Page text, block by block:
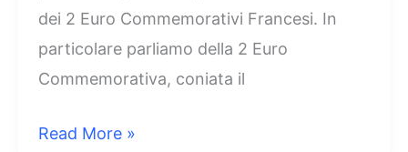
dei 2 Euro Commemorativi Francesi. In
particolare parliamo della 2 Euro
Commemorativa, coniata il
2
Read More »